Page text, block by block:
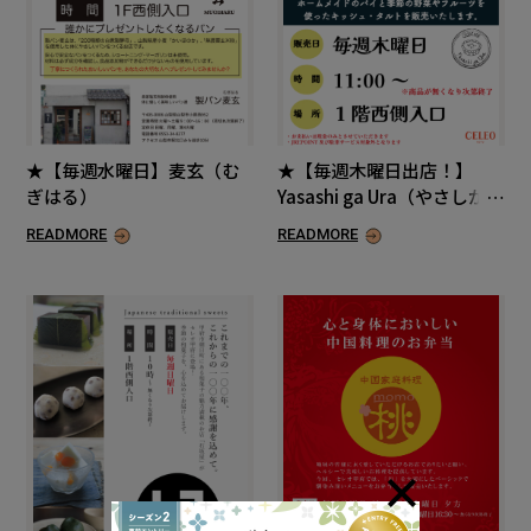
★【毎週水曜日】麦玄（む
ぎはる）
READMORE
★【毎週木曜日出店！】
Yasashi ga Ura（やさしがう
READMORE